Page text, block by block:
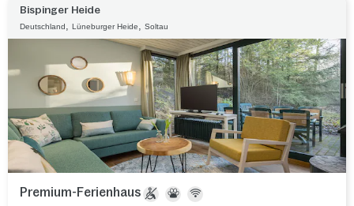
Bispinger Heide
Deutschland Lüneburger Heide Soltau
Premium-Ferienhaus